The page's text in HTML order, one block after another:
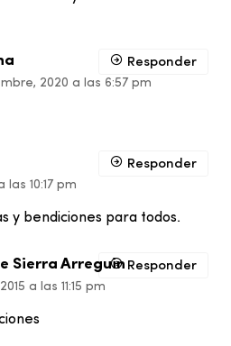
2020 a las 6:57 pm
Responder
las 10:17 pm
y bendiciones para todos.
Responder
Sierra Arreguin
a las 11:15 pm
Responder